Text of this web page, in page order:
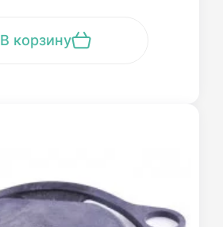
В корзину